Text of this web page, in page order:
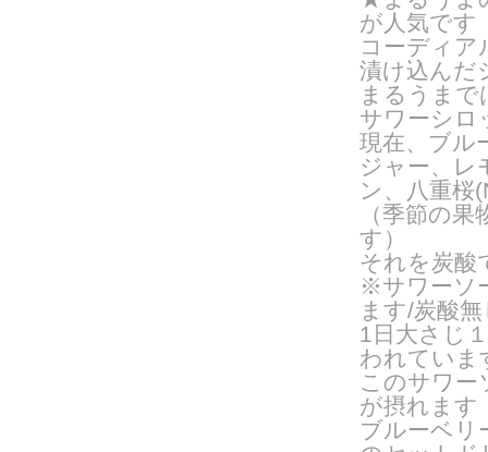
が人気です
コーディア
漬け込んだ
まるうま
サワーシロ
現在、ブル
ジャー、レ
ン、八重桜
（季節の
す）
それを炭酸
※サワーソ
ます/炭酸
1日大さじ
われていま
このサワー
が摂れます
ブルーベリ